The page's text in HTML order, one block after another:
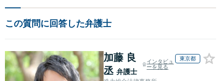
この質問に回答した弁護士
加藤 良
丞 弁護士
インタビュ
ーを見る
東京都